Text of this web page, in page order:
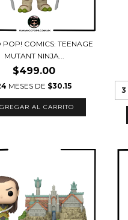
POP! COMICS: TEENAGE
MUTANT NINJA...
$499.00
MESES DE $30.15
3